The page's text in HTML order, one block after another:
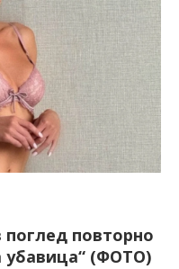
поглед повторно
(ФОТО)